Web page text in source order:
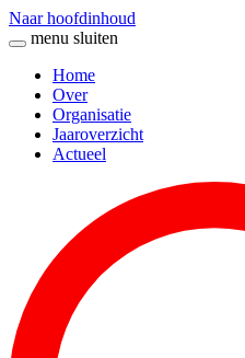
Naar hoofdinhoud
menu sluiten
Home
Over
Organisatie
Jaaroverzicht
Actueel